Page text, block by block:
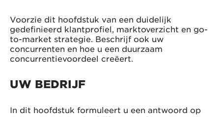
Voorzie dit hoofdstuk van een duidelijk
gedefinieerd klantprofiel, marktoverzicht en go-
to-market strategie. Beschrijf ook uw
concurrenten en hoe u een duurzaam
concurrentievoordeel creëert.
UW BEDRIJF
In dit hoofdstuk formuleert u een antwoord op